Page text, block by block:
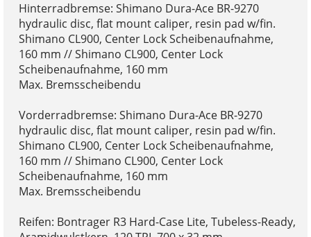
Hinterradbremse: Shimano Dura-Ace BR-9270
hydraulic disc, flat mount caliper, resin pad w/fin.
Shimano CL900, Center Lock Scheibenaufnahme,
160 mm // Shimano CL900, Center Lock
Scheibenaufnahme, 160 mm
Max. Bremsscheibendu
Vorderradbremse: Shimano Dura-Ace BR-9270
hydraulic disc, flat mount caliper, resin pad w/fin.
Shimano CL900, Center Lock Scheibenaufnahme,
160 mm // Shimano CL900, Center Lock
Scheibenaufnahme, 160 mm
Max. Bremsscheibendu
Reifen: Bontrager R3 Hard-Case Lite, Tubeless-Ready,